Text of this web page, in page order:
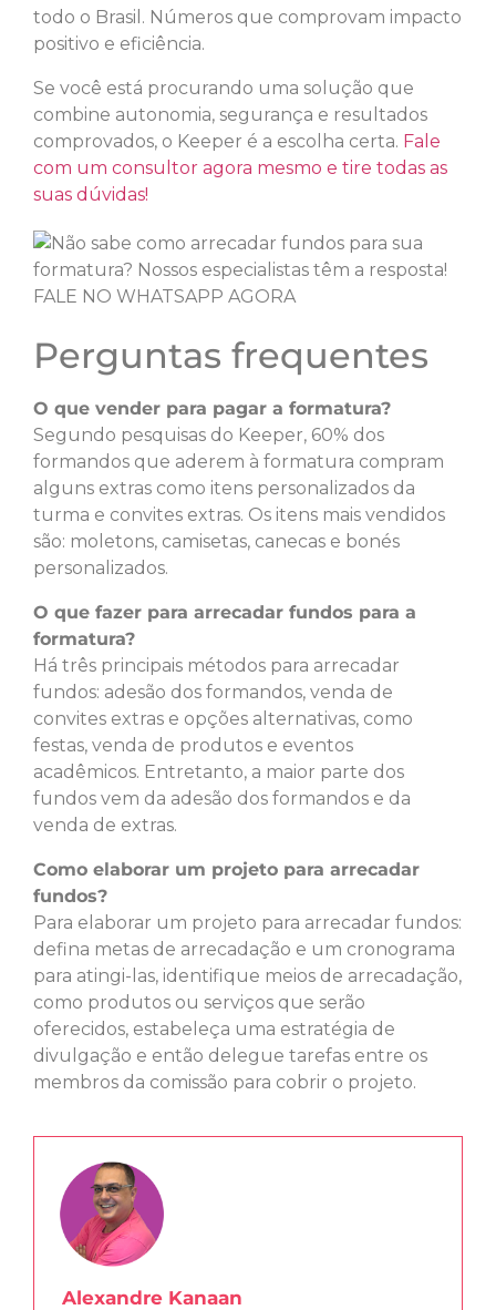
todo o Brasil. Números que comprovam impacto
positivo e eficiência.
Se você está procurando uma solução que
combine autonomia, segurança e resultados
comprovados, o Keeper é a escolha certa. Fale
com um consultor agora mesmo e tire todas as
suas dúvidas!
Perguntas frequentes
O que vender para pagar a formatura?
Segundo pesquisas do Keeper, 60% dos
formandos que aderem à formatura compram
alguns extras como itens personalizados da
turma e convites extras. Os itens mais vendidos
são: moletons, camisetas, canecas e bonés
personalizados.
O que fazer para arrecadar fundos para a
formatura?
Há três principais métodos para arrecadar
fundos: adesão dos formandos, venda de
convites extras e opções alternativas, como
festas, venda de produtos e eventos
acadêmicos. Entretanto, a maior parte dos
fundos vem da adesão dos formandos e da
venda de extras.
Como elaborar um projeto para arrecadar
fundos?
Para elaborar um projeto para arrecadar fundos:
defina metas de arrecadação e um cronograma
para atingi-las, identifique meios de arrecadação,
como produtos ou serviços que serão
oferecidos, estabeleça uma estratégia de
divulgação e então delegue tarefas entre os
membros da comissão para cobrir o projeto.
Alexandre Kanaan